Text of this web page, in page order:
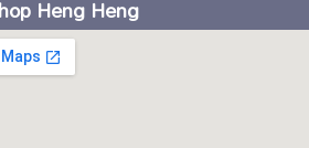
Heng Heng